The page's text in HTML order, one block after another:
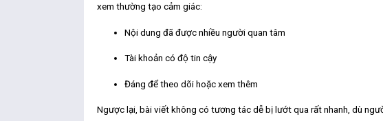
xem thường tạo cảm giác:
Nội dung đã được nhiều người quan tâm
Tài khoản có độ tin cậy
Đáng để theo dõi hoặc xem thêm
Ngược lại, bài viết không có tương tác dễ bị lướt qua rất nhanh, dù